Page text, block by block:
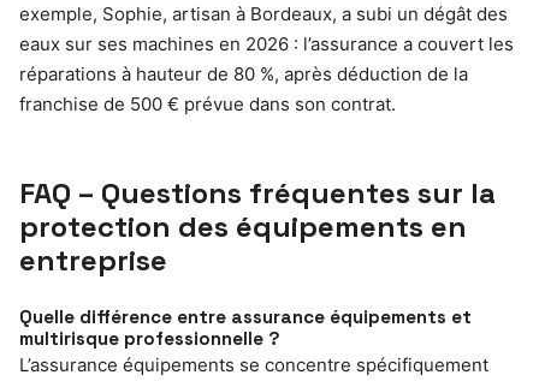
exemple, Sophie, artisan à Bordeaux, a subi un dégât des
eaux sur ses machines en 2026 : l’assurance a couvert les
réparations à hauteur de 80 %, après déduction de la
franchise de 500 € prévue dans son contrat.
FAQ – Questions fréquentes sur la
protection des équipements en
entreprise
Quelle différence entre assurance équipements et
multirisque professionnelle ?
L’assurance équipements se concentre spécifiquement